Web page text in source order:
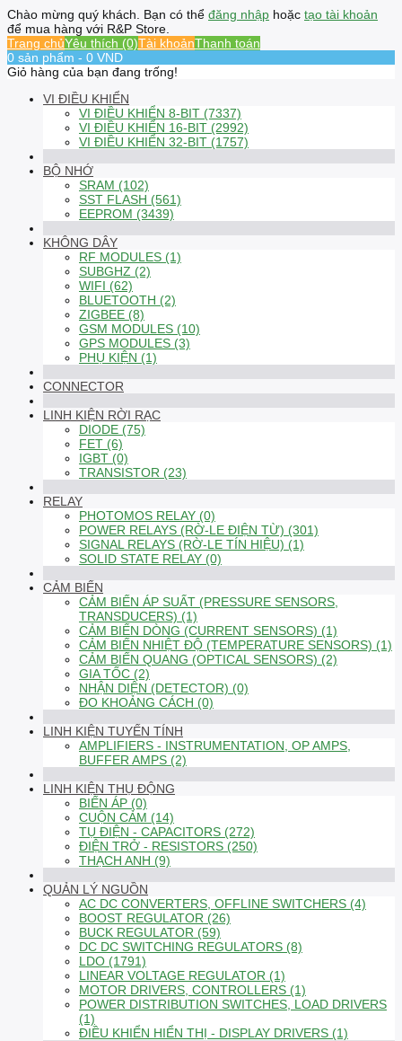
Chào mừng quý khách. Bạn có thể đăng nhập hoặc tạo tài khoản
để mua hàng với R&P Store.
Trang chủYêu thích (0)Tài khoảnThanh toán
0 sản phẩm - 0 VND
Giỏ hàng của bạn đang trống!
VI ĐIỀU KHIỂN
VI ĐIỀU KHIỂN 8-BIT (7337)
VI ĐIỀU KHIỂN 16-BIT (2992)
VI ĐIỀU KHIỂN 32-BIT (1757)
BỘ NHỚ
SRAM (102)
SST FLASH (561)
EEPROM (3439)
KHÔNG DÂY
RF MODULES (1)
SUBGHZ (2)
WIFI (62)
BLUETOOTH (2)
ZIGBEE (8)
GSM MODULES (10)
GPS MODULES (3)
PHỤ KIỆN (1)
CONNECTOR
LINH KIỆN RỜI RẠC
DIODE (75)
FET (6)
IGBT (0)
TRANSISTOR (23)
RELAY
PHOTOMOS RELAY (0)
POWER RELAYS (RỜ-LE ĐIỆN TỪ) (301)
SIGNAL RELAYS (RỜ-LE TÍN HIỆU) (1)
SOLID STATE RELAY (0)
CẢM BIẾN
CẢM BIẾN ÁP SUẤT (PRESSURE SENSORS,
TRANSDUCERS) (1)
CẢM BIẾN DÒNG (CURRENT SENSORS) (1)
CẢM BIẾN NHIỆT ĐỘ (TEMPERATURE SENSORS) (1)
CẢM BIẾN QUANG (OPTICAL SENSORS) (2)
GIA TỐC (2)
NHẬN DIỆN (DETECTOR) (0)
ĐO KHOẢNG CÁCH (0)
LINH KIỆN TUYẾN TÍNH
AMPLIFIERS - INSTRUMENTATION, OP AMPS,
BUFFER AMPS (2)
LINH KIỆN THỤ ĐỘNG
BIẾN ÁP (0)
CUỘN CẢM (14)
TỤ ĐIỆN - CAPACITORS (272)
ĐIỆN TRỞ - RESISTORS (250)
THẠCH ANH (9)
QUẢN LÝ NGUỒN
AC DC CONVERTERS, OFFLINE SWITCHERS (4)
BOOST REGULATOR (26)
BUCK REGULATOR (59)
DC DC SWITCHING REGULATORS (8)
LDO (1791)
LINEAR VOLTAGE REGULATOR (1)
MOTOR DRIVERS, CONTROLLERS (1)
POWER DISTRIBUTION SWITCHES, LOAD DRIVERS
(1)
ĐIỀU KHIỂN HIỂN THỊ - DISPLAY DRIVERS (1)